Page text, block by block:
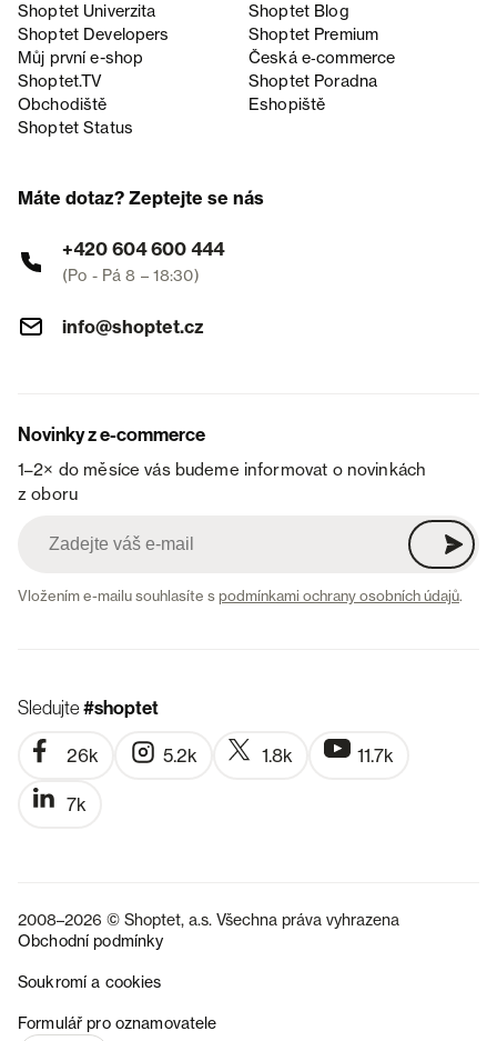
Shoptet Univerzita
Shoptet Blog
Shoptet Developers
Shoptet Premium
Můj první e-shop
Česká e‑commerce
Shoptet.TV
Shoptet Poradna
Obchodiště
Eshopiště
Shoptet Status
Máte dotaz? Zeptejte se nás
+420 604 600 444
(Po - Pá 8 – 18:30)
info@shoptet.cz
Novinky z e-commerce
1–2× do měsíce vás budeme informovat o novinkách
z oboru
Vložením e-mailu souhlasíte spodmínkami ochrany osobních údajů.
Sledujte#shoptet
26k 5.2k 1.8k 11.7k
7k
2008–2026 © Shoptet, a.s. Všechna práva vyhrazena
Obchodní podmínky
Soukromí a cookies
Formulář pro oznamovatele